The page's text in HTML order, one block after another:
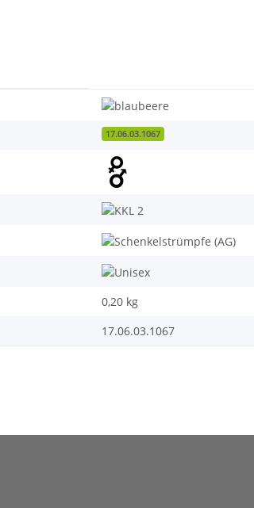
17.06.03.1067
0,20 kg
17.06.03.1067